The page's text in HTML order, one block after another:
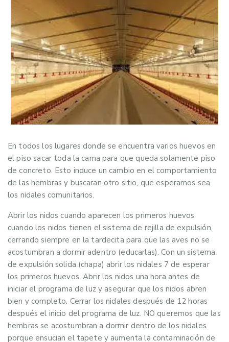
En todos los lugares donde se encuentra varios huevos en
el piso sacar toda la cama para que queda solamente piso
de concreto. Esto induce un cambio en el comportamiento
de las hembras y buscaran otro sitio, que esperamos sea
los nidales comunitarios.
Abrir los nidos cuando aparecen los primeros huevos
cuando los nidos tienen el sistema de rejilla de expulsión,
cerrando siempre en la tardecita para que las aves no se
acostumbran a dormir adentro (educarlas). Con un sistema
de expulsión solida (chapa) abrir los nidales 7 de esperar
los primeros huevos. Abrir los nidos una hora antes de
iniciar el programa de luz y asegurar que los nidos abren
bien y completo. Cerrar los nidales después de 12 horas
después el inicio del programa de luz. NO queremos que las
hembras se acostumbran a dormir dentro de los nidales
porque ensucian el tapete y aumenta la contaminación de